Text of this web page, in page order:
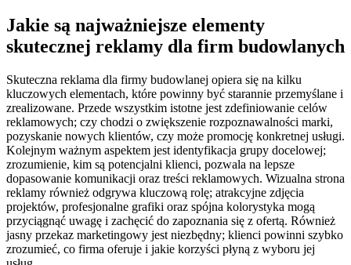
Jakie są najważniejsze elementy
skutecznej reklamy dla firm budowlanych
Skuteczna reklama dla firmy budowlanej opiera się na kilku
kluczowych elementach, które powinny być starannie przemyślane i
zrealizowane. Przede wszystkim istotne jest zdefiniowanie celów
reklamowych; czy chodzi o zwiększenie rozpoznawalności marki,
pozyskanie nowych klientów, czy może promocję konkretnej usługi.
Kolejnym ważnym aspektem jest identyfikacja grupy docelowej;
zrozumienie, kim są potencjalni klienci, pozwala na lepsze
dopasowanie komunikacji oraz treści reklamowych. Wizualna strona
reklamy również odgrywa kluczową rolę; atrakcyjne zdjęcia
projektów, profesjonalne grafiki oraz spójna kolorystyka mogą
przyciągnąć uwagę i zachęcić do zapoznania się z ofertą. Również
jasny przekaz marketingowy jest niezbędny; klienci powinni szybko
zrozumieć, co firma oferuje i jakie korzyści płyną z wyboru jej